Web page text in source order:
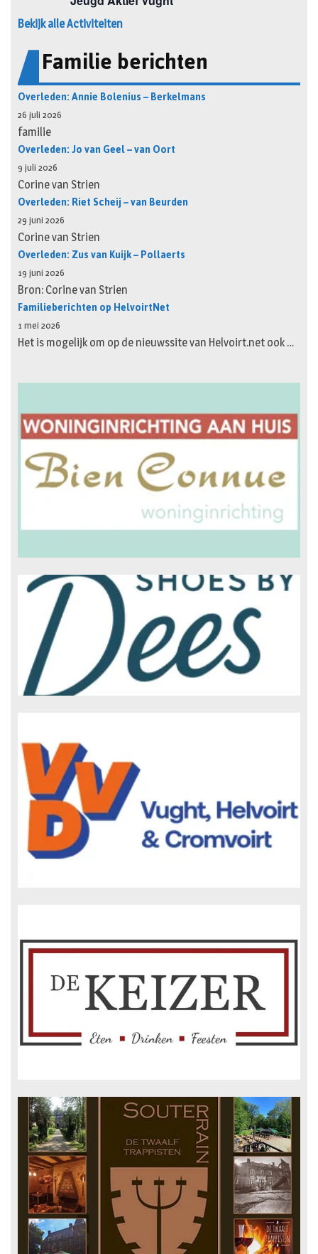
Bekijk alle Activiteiten
Familie berichten
Overleden: Annie Bolenius – Berkelmans
26 juli 2026
familie
Overleden: Jo van Geel – van Oort
9 juli 2026
Corine van Strien
Overleden: Riet Scheij – van Beurden
29 juni 2026
Corine van Strien
Overleden: Zus van Kuijk – Pollaerts
19 juni 2026
Bron: Corine van Strien
Familieberichten op HelvoirtNet
1 mei 2026
Het is mogelijk om op de nieuwssite van Helvoirt.net ook …